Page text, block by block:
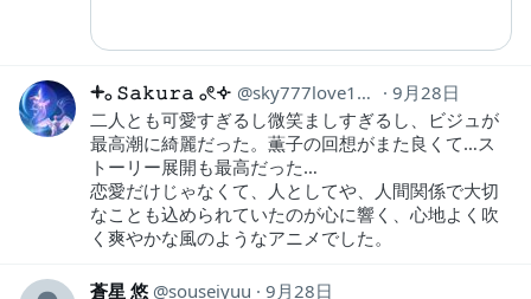
𓇬𓂂 𝚂𝚊𝚔𝚞𝚛𝚊 𓂂𓏲𐄢 sky777love1111s
9月28日
二人とも可愛すぎるし微笑ましすぎるし、ビジュが
最高潮に綺麗だった。薫子の回想がまた良くて…ス
トーリー展開も最高だった…
恋愛だけじゃなくて、人としてや、人間関係で大切
なことも込められていたのが心に響く、心地よく吹
く爽やかな風のようなアニメでした。
蒼星 悠 souseiyuu
9月28日